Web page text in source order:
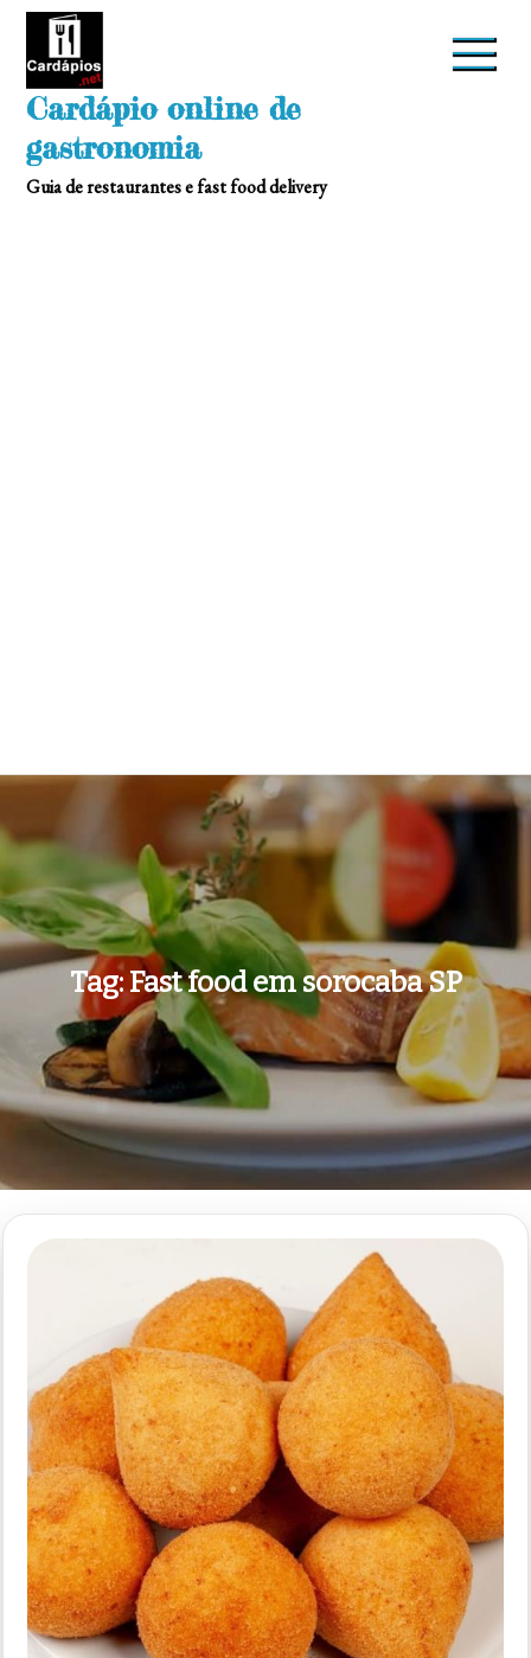
Skip
Cardápio online de
gastronomia
Guia de restaurantes e fast food delivery
Tag:Fast food em sorocaba SP